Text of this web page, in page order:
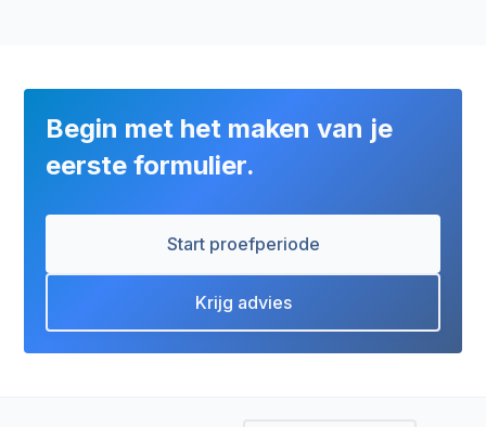
Begin met het maken van je
eerste formulier.
Start proefperiode
Krijg advies